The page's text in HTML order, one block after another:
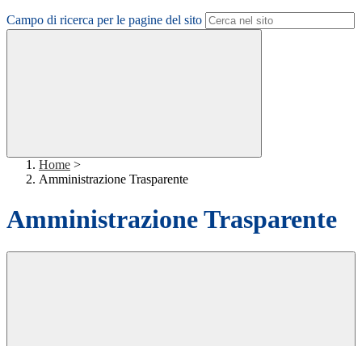
Campo di ricerca per le pagine del sito
Home >
Amministrazione Trasparente
Amministrazione Trasparente